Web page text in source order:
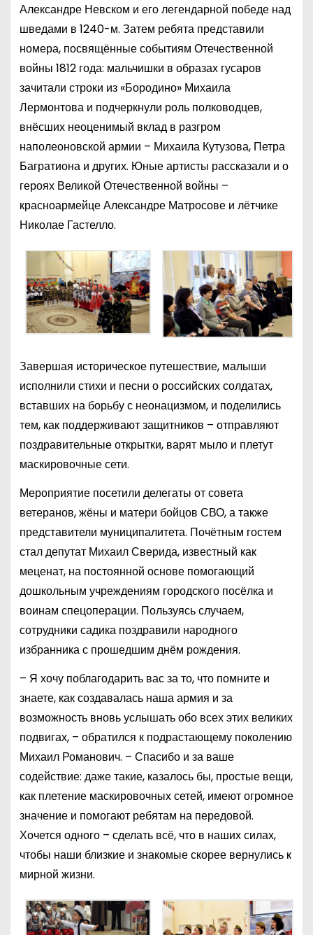
Александре Невском и его легендарной победе над
шведами в 1240-м. Затем ребята представили
номера, посвящённые событиям Отечественной
войны 1812 года: мальчишки в образах гусаров
зачитали строки из «Бородино» Михаила
Лермонтова и подчеркнули роль полководцев,
внёсших неоценимый вклад в разгром
наполеоновской армии – Михаила Кутузова, Петра
Багратиона и других. Юные артисты рассказали и о
героях Великой Отечественной войны –
красноармейце Александре Матросове и лётчике
Николае Гастелло.
Завершая историческое путешествие, малыши
исполнили стихи и песни о российских солдатах,
вставших на борьбу с неонацизмом, и поделились
тем, как поддерживают защитников – отправляют
поздравительные открытки, варят мыло и плетут
маскировочные сети.
Мероприятие посетили делегаты от совета
ветеранов, жёны и матери бойцов СВО, а также
представители муниципалитета. Почётным гостем
стал депутат Михаил Сверида, известный как
меценат, на постоянной основе помогающий
дошкольным учреждениям городского посёлка и
воинам спецоперации. Пользуясь случаем,
сотрудники садика поздравили народного
избранника с прошедшим днём рождения.
– Я хочу поблагодарить вас за то, что помните и
знаете, как создавалась наша армия и за
возможность вновь услышать обо всех этих великих
подвигах, – обратился к подрастающему поколению
Михаил Романович. – Спасибо и за ваше
содействие: даже такие, казалось бы, простые вещи,
как плетение маскировочных сетей, имеют огромное
значение и помогают ребятам на передовой.
Хочется одного – сделать всё, что в наших силах,
чтобы наши близкие и знакомые скорее вернулись к
мирной жизни.